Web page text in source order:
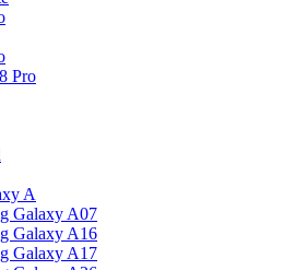
Pro
A
Galaxy A07
Galaxy A16
Galaxy A17